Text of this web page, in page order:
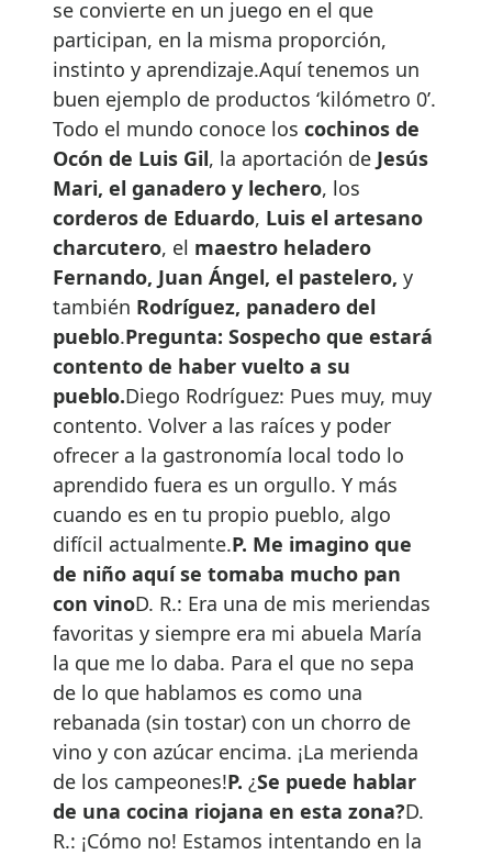
se convierte en un juego en el que
participan, en la misma proporción,
instinto y aprendizaje.Aquí tenemos un
buen ejemplo de productos ‘kilómetro 0’.
Todo el mundo conoce los cochinos de
Ocón de Luis Gil, la aportación de Jesús
Mari, el ganadero y lechero, los
corderos de Eduardo, Luis el artesano
charcutero, el maestro heladero
Fernando, Juan Ángel, el pastelero, y
también Rodríguez, panadero del
pueblo.Pregunta: Sospecho que estará
contento de haber vuelto a su
pueblo.Diego Rodríguez: Pues muy, muy
contento. Volver a las raíces y poder
ofrecer a la gastronomía local todo lo
aprendido fuera es un orgullo. Y más
cuando es en tu propio pueblo, algo
difícil actualmente.P. Me imagino que
de niño aquí se tomaba mucho pan
con vinoD. R.: Era una de mis meriendas
favoritas y siempre era mi abuela María
la que me lo daba. Para el que no sepa
de lo que hablamos es como una
rebanada (sin tostar) con un chorro de
vino y con azúcar encima. ¡La merienda
de los campeones!P. ¿Se puede hablar
de una cocina riojana en esta zona?D.
R.: ¡Cómo no! Estamos intentando en la